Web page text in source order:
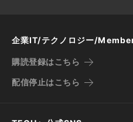
企業IT/テクノロジー/
購読登録はこちら
配信停止はこちら